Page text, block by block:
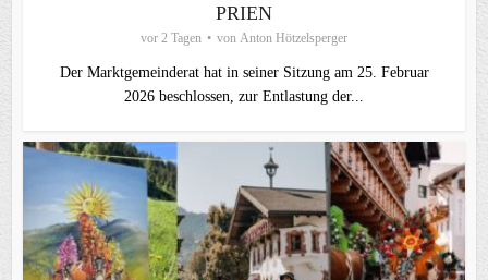
PRIEN
vor 2 Tagen von Anton Hötzelsperger
Der Marktgemeinderat hat in seiner Sitzung am 25. Februar
2026 beschlossen, zur Entlastung der...